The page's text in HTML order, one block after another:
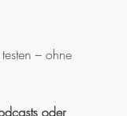
– ohne
oder